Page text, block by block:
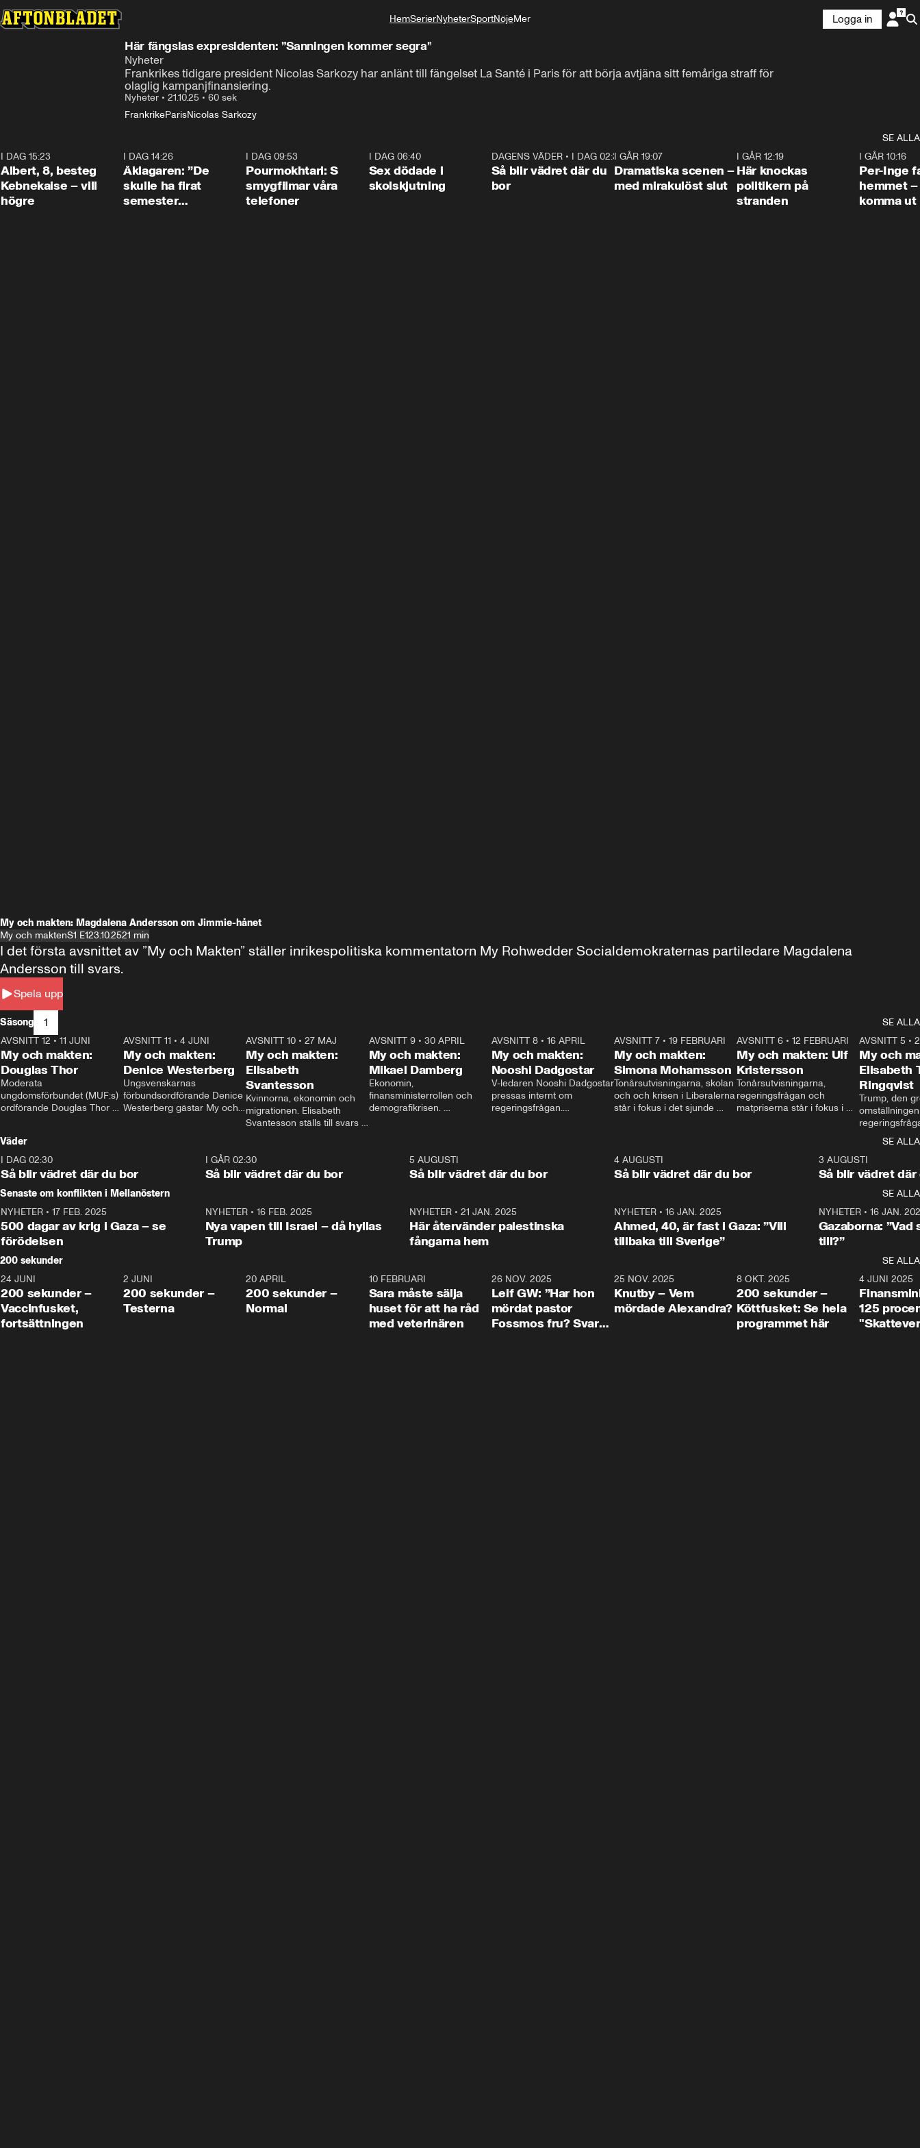
HemSerierNyheterSportNöjeMer
Logga in
Här fängslas expresidenten: ”Sanningen kommer segra”
Nyheter
Frankrikes tidigare president Nicolas Sarkozy har anlänt till fängelset La Santé i Paris för att börja avtjäna sitt femåriga straff för
olaglig kampanjfinansiering.
Nyheter • 21.10.25 • 60 sek
FrankrikeParisNicolas Sarkozy
SE ALLA
I DAG 15:23
Albert, 8, besteg
Kebnekaise – vill
högre
I DAG 14:26
Åklagaren: ”De
skulle ha firat
semester
I DAG 09:53
Pourmokhtari: S
smygfilmar våra
telefoner
I DAG 06:40
Sex dödade i
skolskjutning
1:06
DAGENS VÄDER• I DAG 02:30
Så blir vädret där du
bor
I GÅR 19:07
Dramatiska scenen –
med mirakulöst slut
I GÅR 12:19
Här knockas
politikern på
stranden
I GÅR 10:16
Per-Inge
hemmet
komma ut
My och makten: Magdalena Andersson om Jimmie-hånet
My och maktenS1 E123.10.2521 min
Spela upp
I det första avsnittet av ”My och Makten” ställer inrikespolitiska kommentatorn My Rohwedder Socialdemokraternas partiledare Magdalena
Andersson till svars.
Säsong 1
SE ALLA
26:27
AVSNITT 12 • 11 JUNI
My och makten:
Douglas Thor
Moderata
ungdomsförbundet (MUF:s)
ordförande Douglas Thor
tonårsutvisningarna och hur
Moderaterna ska locka
väljare till valet i höst.
23:40
AVSNITT 11 •4 JUNI
My och makten:
Denice Westerberg
Ungsvenskarnas
förbundsordförande Denice
Westerberg gästar My och
AVSNITT 10 •27 MAJ
My och makten:
Elisabeth
Svantesson
Kvinnorna, ekonomin och
migrationen. Elisabeth
Svantesson ställs till svars
AVSNITT 9• 30 APRIL
My och makten:
Mikael Damberg
Ekonomin,
finansministerrollen och
demografikrisen.
och Makten.
AVSNITT 8• 16 APRIL
My och makten:
Nooshi Dadgostar
V-ledaren Nooshi Dadgostar
pressas internt om
regeringsfrågan.
– Vi ställer upp i val. Ska vi
vara med så sitter vi förstås
24:30
AVSNITT 7• 19 FEBRUARI
My och makten:
Simona Mohamsson
Tonårsutvisningarna, skolan
och och krisen i Liberalerna
står i fokus i det sjunde
kommentator My
Rohwedder ställer
utbildnings- och
Mohamsson till svars.
27:30
AVSNITT 6 •12 FEBRUARI
My och makten: Ulf
Kristersson
Tonårsutvisningarna,
regeringsfrågan och
matpriserna står i fokus i
Rohwedder ställer
statsminister Ulf Kristersson
AVSNITT 5 •
My och
Elisabeth
Ringqvist
Trump, den
centrum i
avsnittet av
Makten”. Se
Aftonbladets
Rohwedder
Thand Ring
Väder
SE ALLA
I DAG 02:30
Så blir vädret där du bor
1:06
I GÅR 02:30
Så blir vädret där du bor
5 AUGUSTI
Så blir vädret där du bor
4 AUGUSTI
Så blir vädret där du bor
3 AUGUSTI
Så blir vädret där
Senaste om konflikten i Mellanöstern
SE ALLA
NYHETER • 17 FEB. 2025
500 dagar av krig i Gaza – se
förödelsen
NYHETER• 16 FEB. 2025
Nya vapen till Israel – då hyllas
Trump
NYHETER •21 JAN. 2025
Här återvänder palestinska
fångarna hem
NYHETER• 16 JAN. 2025
Ahmed, 40, är fast i Gaza: ”Vill
tillbaka till Sverige”
NYHETER• 16 JAN.
Gazaborna:
till?”
200 sekunder
SE ALLA
5:00
24 JUNI
200 sekunder –
Vaccinfusket,
fortsättningen
4:23
2 JUNI
200 sekunder –
Testerna
20 APRIL
200 sekunder –
Normal
10 FEBRUARI
Sara måste sälja
huset för att ha råd
med veterinären
26 NOV. 2025
Leif GW: ”Har hon
mördat pastor
Fossmos fru? Svar
31:05
25 NOV. 2025
Knutby – Vem
mördade Alexandra?
4:29
8 OKT. 2025
200 sekunder –
Köttfusket: Se hela
programmet här
4 JUNI 2025
125